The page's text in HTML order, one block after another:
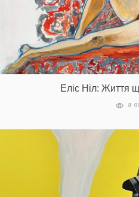
Еліс Ніл: Життя
8